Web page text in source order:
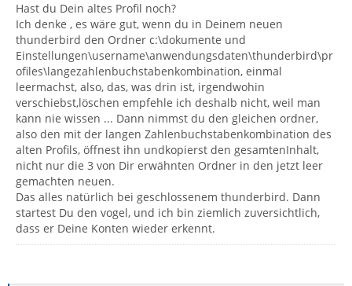
Hast du Dein altes Profil noch?
Ich denke , es wäre gut, wenn du in Deinem neuen
thunderbird den Ordner c:\dokumente und
Einstellungen\username\anwendungsdaten\thunderbird\pr
ofiles\langezahlenbuchstabenkombination, einmal
leermachst, also, das, was drin ist, irgendwohin
verschiebst,löschen empfehle ich deshalb nicht, weil man
kann nie wissen ... Dann nimmst du den gleichen ordner,
also den mit der langen Zahlenbuchstabenkombination des
alten Profils, öffnest ihn undkopierst den gesamtenInhalt,
nicht nur die 3 von Dir erwähnten Ordner in den jetzt leer
gemachten neuen.
Das alles natürlich bei geschlossenem thunderbird. Dann
startest Du den vogel, und ich bin ziemlich zuversichtlich,
dass er Deine Konten wieder erkennt.